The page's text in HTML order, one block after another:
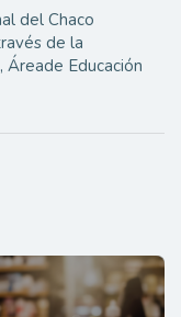
del Chaco
de la
Áreade Educación